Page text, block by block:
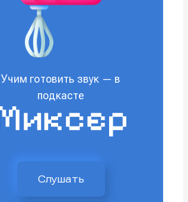
Учим готовить звук — в
подкасте
Слушать